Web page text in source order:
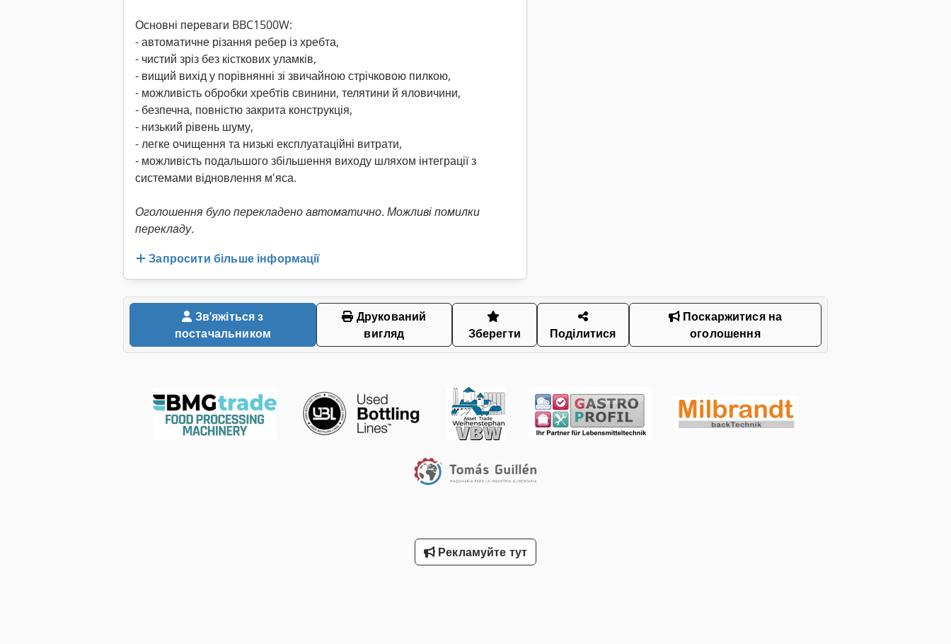
Основні переваги BBC1500W:
- автоматичне різання ребер із хребта,
- чистий зріз без кісткових уламків,
- вищий вихід у порівнянні зі звичайною стрічковою пилкою,
- можливість обробки хребтів свинини, телятини й яловичини,
- безпечна, повністю закрита конструкція,
- низький рівень шуму,
- легке очищення та низькі експлуатаційні витрати,
- можливість подальшого збільшення виходу шляхом інтеграції з
системами відновлення м'яса.
Оголошення було перекладено автоматично. Можливі помилки
перекладу.
Запросити більше інформації
постачальником
Друкований
вигляд
Зберегти Поділитися
Поскаржитися на
оголошення
Рекламуйте тут